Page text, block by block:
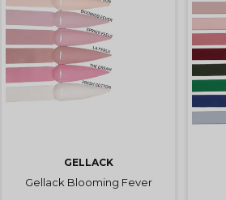
GELLACK
Gellack Blooming Fever